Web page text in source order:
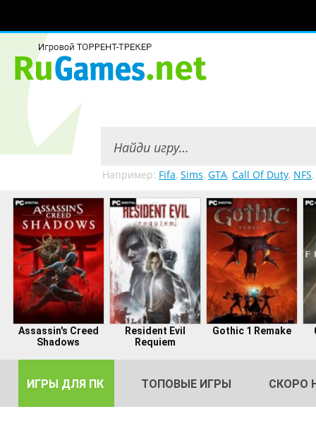
Например: Fifa, Sims, GTA, Call Of Duty, NFS,
Assassin's Creed
Shadows
Resident Evil
Requiem
Gothic 1 Remake
ИГРЫ ДЛЯ ПК ТОПОВЫЕ ИГРЫ СКОРО